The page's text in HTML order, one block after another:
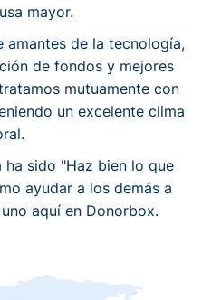
mayor.
amantes de la tecnología,
de fondos y mejores
mutuamente con
un excelente clima
ha sido "Haz bien lo que
ayudar a los demás a
aquí en Donorbox.